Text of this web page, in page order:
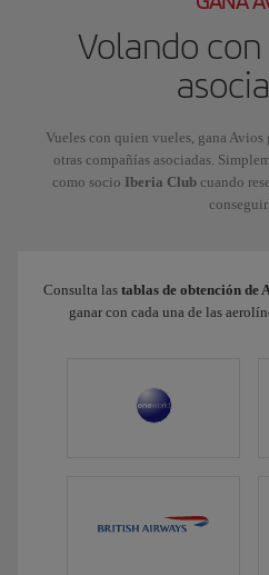
Volando
Vueles con quien vueles, gana Avios
otras compañías asociadas.
como socio Iberia Clubcuando
Consulta las tablas de obtención de
ganar con cada una de las